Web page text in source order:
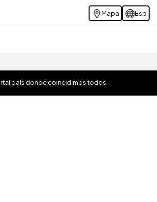
Mapa Esp
país donde coincidimos todos.